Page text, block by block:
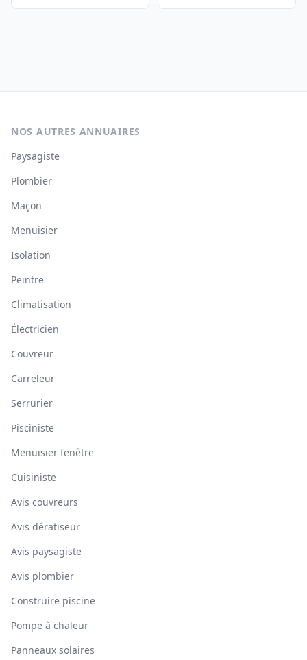
NOS AUTRES ANNUAIRES
Paysagiste
Plombier
Maçon
Menuisier
Isolation
Peintre
Climatisation
Électricien
Couvreur
Carreleur
Serrurier
Pisciniste
Menuisier fenêtre
Cuisiniste
Avis couvreurs
Avis dératiseur
Avis paysagiste
Avis plombier
Construire piscine
Pompe à chaleur
Panneaux solaires